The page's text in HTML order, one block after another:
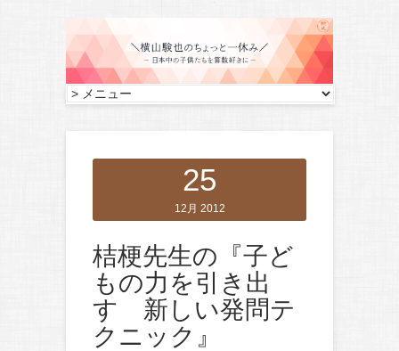
25
12月 2012
桔梗先生の『子ど
もの力を引き出
す 新しい発問テ
クニック』